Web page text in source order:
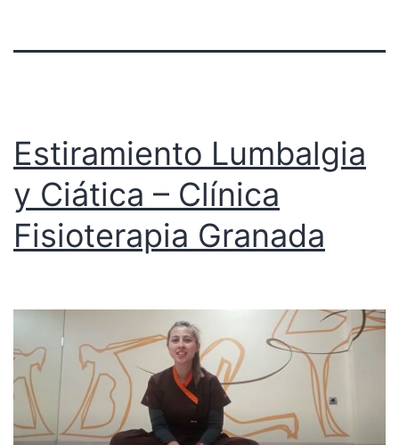
Estiramiento Lumbalgia
y Ciática – Clínica
Fisioterapia Granada